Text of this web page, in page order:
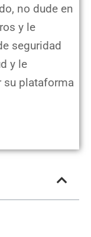
no dude en
y le
seguridad
y le
su plataforma